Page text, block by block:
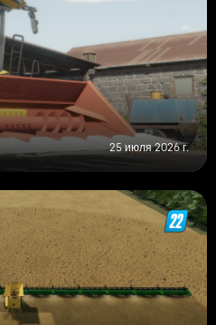
25 июля 2026 г.